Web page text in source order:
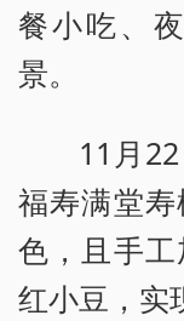
餐小吃、
景。
11月
福寿满堂
色，且手
红小豆，实